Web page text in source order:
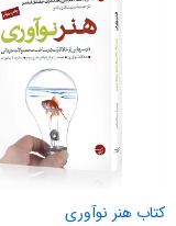
کتاب هنر نوآوری